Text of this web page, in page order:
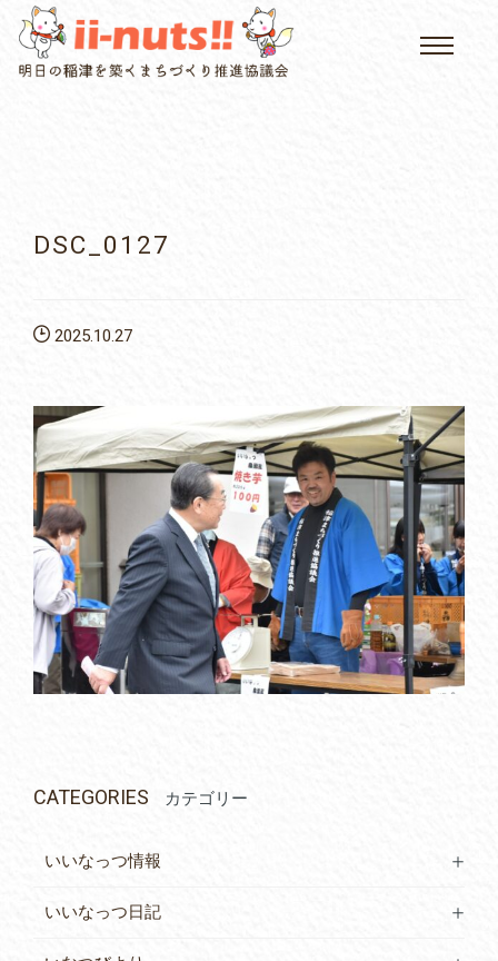
HOME
屏風山ご案内
アクセス
DSC_0127
2025.10.27
CATEGORIES カテゴリー
いいなっつ情報
いいなっつ日記